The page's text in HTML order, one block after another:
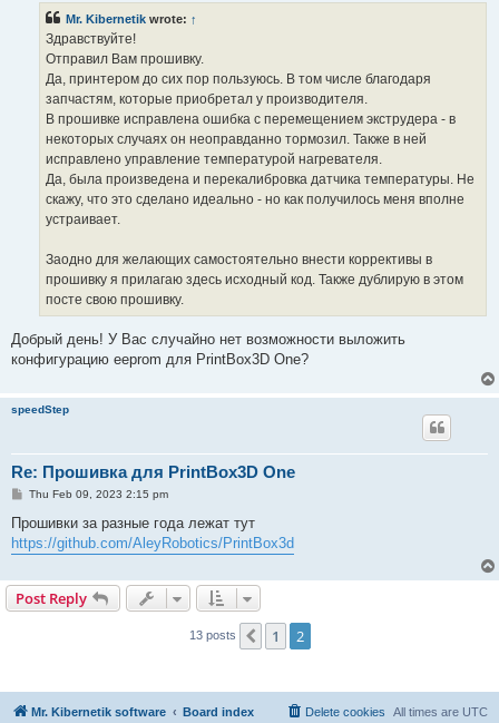
Mr. Kibernetik wrote: ↑
Здравствуйте!
Отправил Вам прошивку.
Да, принтером до сих пор пользуюсь. В том числе благодаря
запчастям, которые приобретал у производителя.
В прошивке исправлена ошибка с перемещением экструдера - в
некоторых случаях он неоправданно тормозил. Также в ней
исправлено управление температурой нагревателя.
Да, была произведена и перекалибровка датчика температуры. Не
скажу, что это сделано идеально - но как получилось меня вполне
устраивает.
Заодно для желающих самостоятельно внести коррективы в
прошивку я прилагаю здесь исходный код. Также дублирую в этом
посте свою прошивку.
Добрый день! У Вас случайно нет возможности выложить
конфигурацию eeprom для PrintBox3D One?
speedStep
Re: Прошивка для PrintBox3D One
P
s
Thu Feb 09, 2023 2:15 pm
Прошивки за разные года лежат тут
https://github.com/AleyRobotics/PrintBox3d
Post Reply
13 posts Previous
1 2
Mr. Kibernetik software Board index All times are UTC
Delete cookies